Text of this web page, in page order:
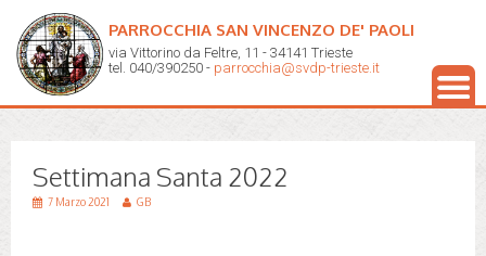
PARROCCHIA SAN VINCENZO DE' PAOLI
via Vittorino da Feltre, 11 - 34141 Trieste
tel. 040/390250 - parrocchia@svdp-trieste.it
Settimana Santa 2022
7 Marzo 2021 GB